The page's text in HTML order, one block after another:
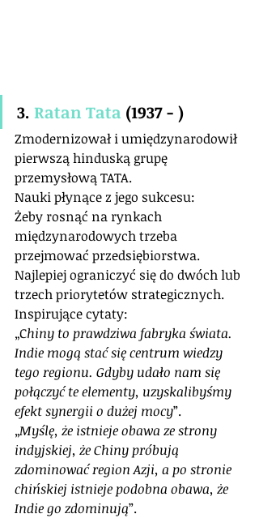
3. Ratan Tata (1937 - )
Zmodernizował i umiędzynarodowił
pierwszą hinduską grupę
przemysłową TATA.
Nauki płynące z jego sukcesu:
Żeby rosnąć na rynkach
międzynarodowych trzeba
przejmować przedsiębiorstwa.
Najlepiej ograniczyć się do dwóch lub
trzech priorytetów strategicznych.
Inspirujące cytaty:
„Chiny to prawdziwa fabryka świata.
Indie mogą stać się centrum wiedzy
tego regionu. Gdyby udało nam się
połączyć te elementy, uzyskalibyśmy
efekt synergii o dużej mocy”.
„Myślę, że istnieje obawa ze strony
indyjskiej, że Chiny próbują
zdominować region Azji, a po stronie
chińskiej istnieje podobna obawa, że
Indie go zdominują”.